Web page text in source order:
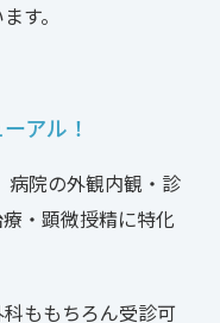
す。
アル！
病院の外観内観・診
・顕微授精に特化
ももちろん受診可